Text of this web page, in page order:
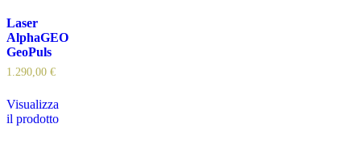
Laser
AlphaGEO
GeoPuls
1.290,00 €
Visualizza
il prodotto